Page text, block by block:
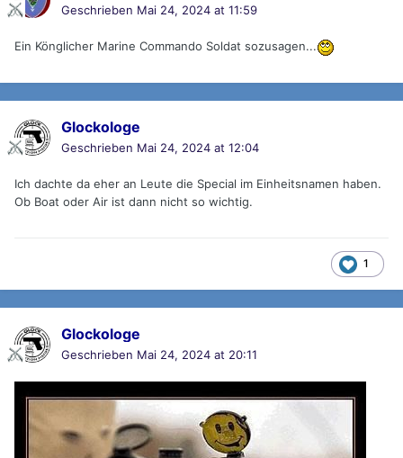
Geschrieben Mai 24, 2024 at 11:59
Ein Könglicher Marine Commando Soldat sozusagen...
Glockologe
Geschrieben Mai 24, 2024 at 12:04
Ich dachte da eher an Leute die Special im Einheitsnamen haben.
Ob Boat oder Air ist dann nicht so wichtig.
1
Glockologe
Geschrieben Mai 24, 2024 at 20:11